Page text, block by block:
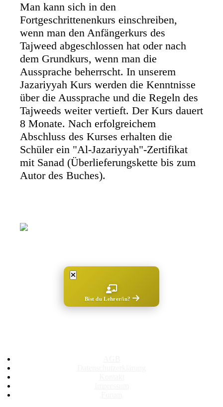
Man kann sich in den
Fortgeschrittenenkurs einschreiben,
wenn man den Anfängerkurs des
Tajweed abgeschlossen hat oder nach
dem Grundkurs, wenn man die
Aussprache beherrscht. In unserem
Jazariyyah Kurs werden die Kenntnisse
über die Aussprache und die Regeln des
Tajweeds weiter vertieft. Der Kurs dauert
8 Monate. Nach erfolgreichem
Abschluss des Kurses erhalten die
Schüler ein "Al-Jazariyyah"-Zertifikat
mit Sanad (Überlieferungskette bis zum
Autor des Buches).
Bist du Lehrer/in?